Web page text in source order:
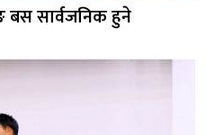
बस सार्वजनिक हुने